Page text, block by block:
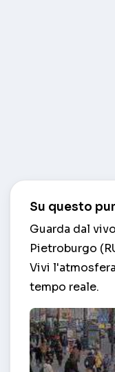
Su questo
Guarda dal
Pietroburgo
Vivi
tempo reale.